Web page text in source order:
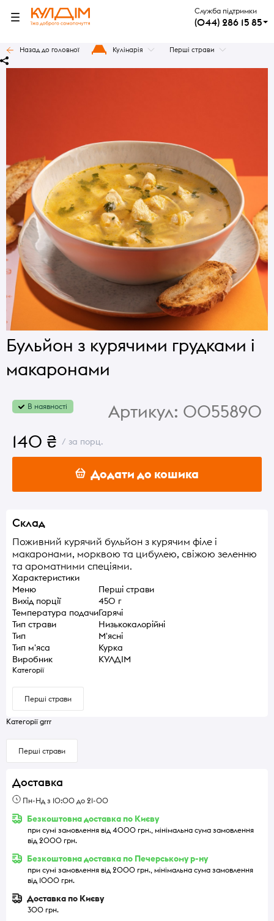
Служба підтримки
(044) 286 15 85
Назад до головної Кулінарія Перші страви
Бульйон з курячими грудками і
макаронами
В наявності Артикул: 0055890
140 ₴ / за порц.
Додати до кошика
Склад
Поживний курячий бульйон з курячим філе і
макаронами, морквою та цибулею, свіжою зеленню
та ароматними спеціями.
Характеристики
Меню
Перші страви
Вихід порції
450 г
Температура подачиГарячі
Тип страви
Низькокалорійні
Тип
М'ясні
Тип м'яса
Курка
Виробник
КУЛДІМ
Категорії
Перші страви
Категорії grrr
Перші страви
Доставка
Пн-Нд з 10:00 до 21-00
Безкоштовна доставка по Києву
при сумі замовлення від 4000 грн., мінімальна сума замовлення
від 2000 грн.
Безкоштовна доставка по Печерському р-ну
при сумі замовлення від 2000 грн., мінімальна сума замовлення
від 1000 грн.
Доставка по Києву
300 грн.